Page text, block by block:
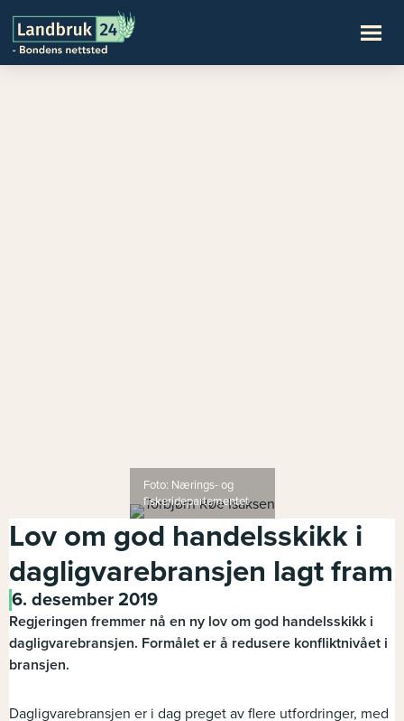
Foto: Nærings- og
fiskeridepartementet
Lov om god handelsskikk i
dagligvarebransjen lagt fram
6. desember 2019
Regjeringen fremmer nå en ny lov om god handelsskikk i
dagligvarebransjen. Formålet er å redusere konfliktnivået i
bransjen.
Dagligvarebransjen er i dag preget av flere utfordringer, med